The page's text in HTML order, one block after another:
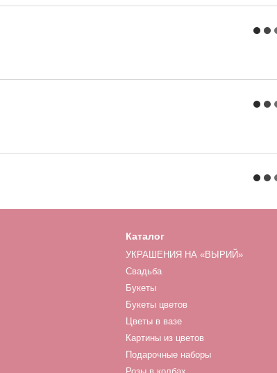
Каталог
УКРАШЕНИЯ НА «ВЫРИЙ»
Свадьба
Букеты
Букеты цветов
Цветы в вазе
Картины из цветов
Подарочные наборы